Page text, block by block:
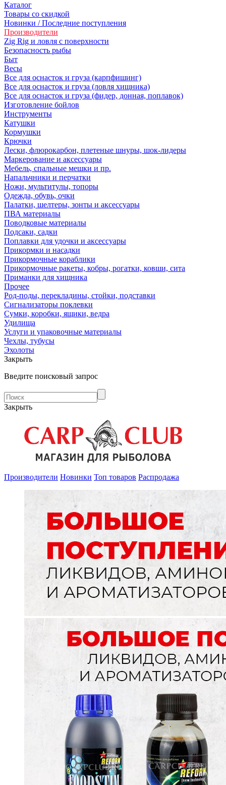
Каталог
Товары со скидкой
Новинки / Последние поступления
Производители
Zig Rig и ловля с поверхности
Безoпасность рыбы
Быт
Весы
Все для оснасток и груза (карпфишинг)
Все для оснасток и груза (ловля хищника)
Все для оснасток и груза (фидер, донная, поплавок)
Изготовление бойлов
Инструменты
Катушки
Кормушки
Крючки
Лески, флюрокарбон, плетеные шнуры, шок-лидеры
Маркерование и аксессуары
Мебель, спальные мешки и пр.
Напальчники и перчатки
Ножи, мультитулы, топоры
Одежда, обувь, очки
Палатки, шелтеры, зонты и аксессуары
ПВА материалы
Поводковые материалы
Подсаки, садки
Поплавки для удочки и аксессуары
Прикормки и насадки
Прикормочные кораблики
Прикормочные ракеты, кобры, рогатки, ковши, сита
Приманки для хищника
Прочее
Род-поды, перекладины, стойки, подставки
Сигнализаторы поклевки
Сумки, коробки, ящики, ведра
Удилища
Услуги и упаковочные материалы
Чехлы, тубусы
Эхолоты
Закрыть
Введите поисковый запрос
Закрыть
Производители Новинки Топ товаров Распродажа